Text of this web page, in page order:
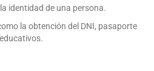
identidad de una persona.
la obtención del DNI, pasaporte